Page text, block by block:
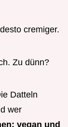
cremiger.
Zu dünn?
Datteln
wer
vegan und